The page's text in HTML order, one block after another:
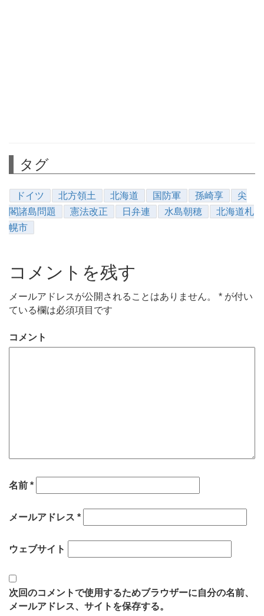
タグ
ドイツ 北方領土 北海道 国防軍 孫崎享
尖
閣諸島問題
憲法改正 日弁連 水島朝穂
北海道札
幌市
コメントを残す
メールアドレスが公開されることはありません。 * が付い
ている欄は必須項目です
コメント
名前 *
メールアドレス *
ウェブサイト
次回のコメントで使用するためブラウザーに自分の名前、
メールアドレス、サイトを保存する。